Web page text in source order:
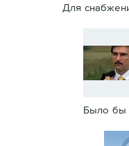
Для
Было бы